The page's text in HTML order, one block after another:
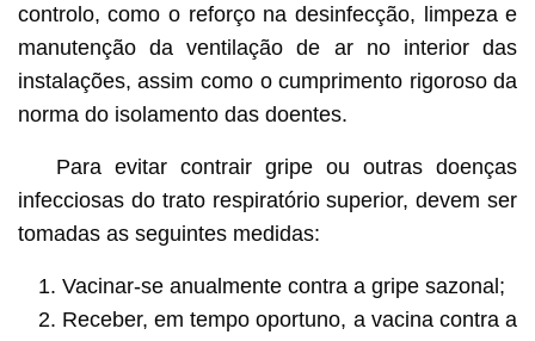
controlo, como o reforço na desinfecção, limpeza e
manutenção da ventilação de ar no interior das
instalações, assim como o cumprimento rigoroso da
norma do isolamento das doentes.
Para evitar contrair gripe ou outras doenças
infecciosas do trato respiratório superior, devem ser
tomadas as seguintes medidas:
Vacinar-se anualmente contra a gripe sazonal;
Receber, em tempo oportuno, a vacina contra a